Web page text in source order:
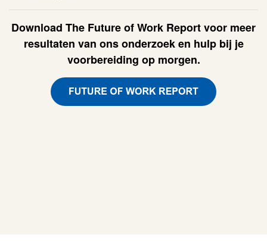
Download The Future of Work Report voor meer
resultaten van ons onderzoek en hulp bij je
voorbereiding op morgen.